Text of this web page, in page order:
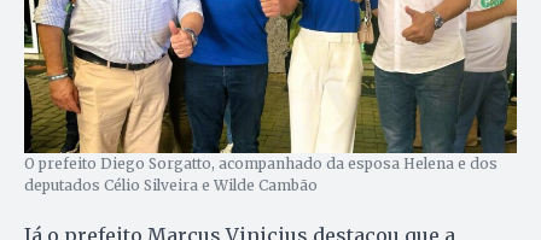
O prefeito Diego Sorgatto, acompanhado da esposa Helena e dos
deputados Célio Silveira e Wilde Cambão